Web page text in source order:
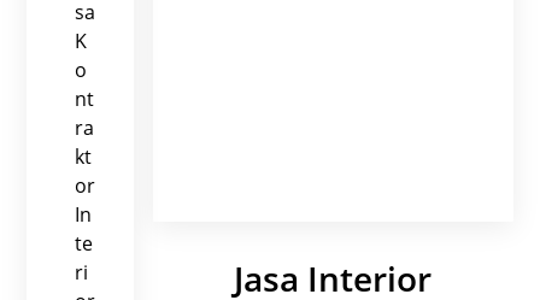
Jasa Interior
sa
K
o
nt
ra
kt
or
In
te
ri